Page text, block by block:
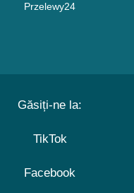
Przelewy24
Găsiți-ne la:
TikTok
Facebook